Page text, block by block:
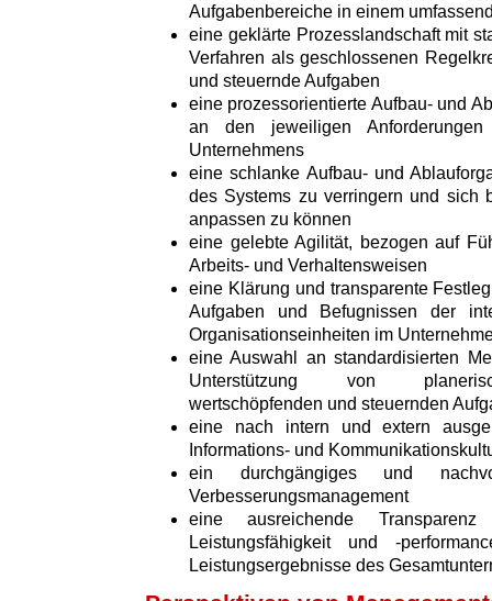
Aufgabenbereiche in einem
eine geklärte Prozesslandschaft mit
Verfahren als geschlossenen
und steuernde Aufgaben
eine prozessorientierte Aufbau- und
an den jeweiligen
Unternehmens
eine schlanke Aufbau- und
des Systems zu verringern und sich
anpassen zu können
eine gelebte Agilität, bezogen auf
Arbeits- und Verhaltensweisen
eine Klärung und transparente
Aufgaben und Befugnissen der
Organisationseinheiten im
eine Auswahl an standardisierten
Unterstützung von
wertschöpfenden und steuernden
eine nach intern und extern
Informations- und
ein durchgängiges und
Verbesserungsmanagement
eine ausreichende
Leistungsfähigkeit und -
Leistungsergebnisse des